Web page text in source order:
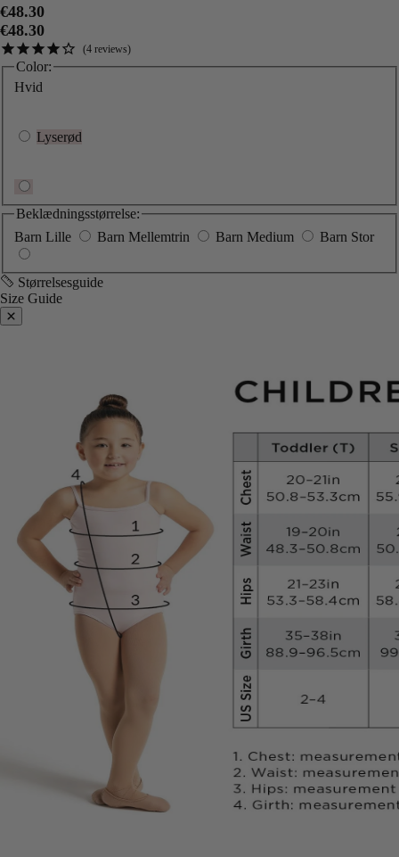
€48.30
€48.30
4 reviews
Color:
Hvid
Lyserød
Beklædningsstørrelse:
Barn Lille
Barn Mellemtrin Barn Medium Barn Stor
Størrelsesguide
Size Guide